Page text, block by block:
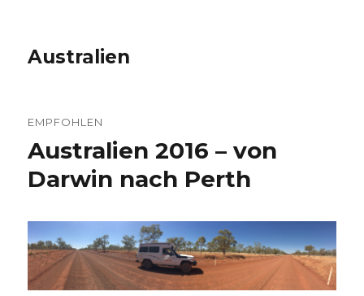
Australien
EMPFOHLEN
Australien 2016 – von
Darwin nach Perth